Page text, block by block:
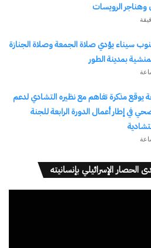
الرويسات
سيناء يؤدي صلاة الجمعة وصلاة الجنازة
بمدينة الطور
يوقع مذكرة تفاهم مع نظيره التشادي لدعم
في إطار أعمال الدورة الرابعة للجنة
الحصار الإسرائيلي بإنسانيته